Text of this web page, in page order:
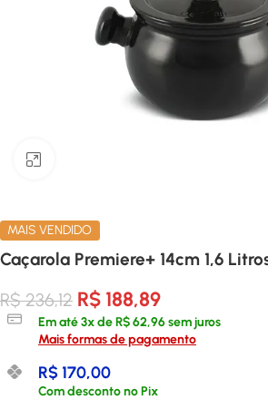
MAIS VENDIDO
Caçarola Premiere+ 14cm 1,6
R$236,12 R$ 188,89
Em até3x deR$62,96sem juros
Mais formas de pagamento
R$170,00
Com desconto no Pix